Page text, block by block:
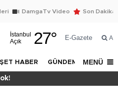
DamgaTv Video Son Dakika
İstanbul
Açık
27° E-Gazete Ara
HABER GÜNDEM DÜNYA
MENÜ